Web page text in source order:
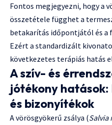
Fontos megjegyezni, hogy a
összetétele függhet a
betakarítás időpontjától és a
Ezért a standardizált
következetes terápiás hatás
A szív- és
jótékony
és bizonyítékok
A vörösgyökerű zsálya (